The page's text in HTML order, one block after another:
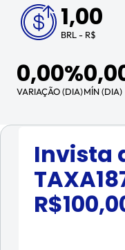
1,00
BRL - R$
0,00%
VARIAÇÃO (DIA)MÍN (DIA)
Invista
R$